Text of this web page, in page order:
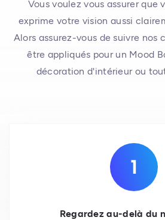
Vous voulez vous assurer que
exprime votre vision aussi
Alors assurez-vous de suivre nos
être appliqués pour un Mood
décoration d'intérieur ou
Regardez au-delà du